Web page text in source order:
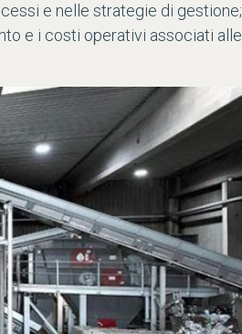
e nelle strategie di gestione;
e i costi operativi associati alle